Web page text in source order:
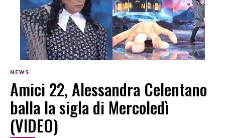
NEWS
Amici 22, Alessandra Celentano
balla la sigla di Mercoledì
(VIDEO)